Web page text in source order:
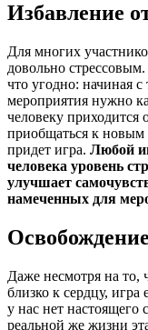
Избавление
Для многих
довольно
что угодно: начиная с
мероприятия нужно
человеку
приобщаться к
придет игра. Любой
человека уровень
улучшает
намеченных для
Даже несмотря на то,
близко к сердцу,
у нас нет
реальной же жизни